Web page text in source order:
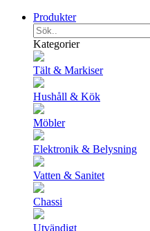
Produkter
Kategorier
Tält & Markiser
Hushåll & Kök
Möbler
Elektronik & Belysning
Vatten & Sanitet
Chassi
Utvändigt